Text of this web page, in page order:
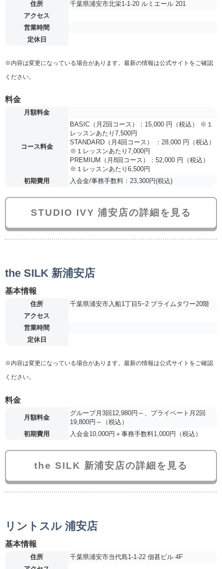
住所
千葉県浦安市北栄1-1-20 ルミエール 201
アクセス
営業時間
定休日
※内容は変更になっている場合があります。最新の情報は公式サイトをご確認
ください。
料金
月額料金
コース料金
BASIC（月2回コース）：15,000 円（税込） ※１
レッスンあたり7,500円
STANDARD（月4回コース） ：28,000 円（税込）
※１レッスンあたり7,000円
PREMIUM（月8回コース）：52,000 円（税込）
※１レッスンあたり6,500円
初期費用
入会金/事務手数料：23,300円(税込)
STUDIO IVY 浦安店の詳細を見る
the SILK 新浦安店
基本情報
住所
千葉県浦安市入船1丁目5−2 プライムタワー20階
アクセス
営業時間
定休日
※内容は変更になっている場合があります。最新の情報は公式サイトをご確認
ください。
料金
月額料金
グループ月3回12,980円～、プライベート月2回
19,800円～（税込）
初期費用
入会金10,000円＋事務手数料1,000円（税込）
the SILK 新浦安店の詳細を見る
リントスル 浦安店
基本情報
住所
千葉県浦安市当代島1-1-22 佃甚ビル 4F